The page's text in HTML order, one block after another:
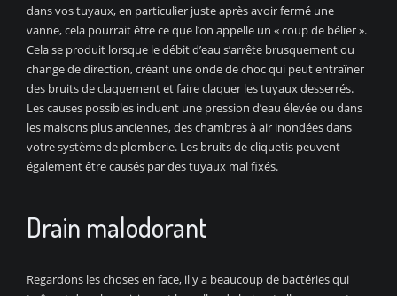
dans vos tuyaux, en particulier juste après avoir fermé une
vanne, cela pourrait être ce que l’on appelle un « coup de bélier ».
Cela se produit lorsque le débit d’eau s’arrête brusquement ou
change de direction, créant une onde de choc qui peut entraîner
des bruits de claquement et faire claquer les tuyaux desserrés.
Les causes possibles incluent une pression d’eau élevée ou dans
les maisons plus anciennes, des chambres à air inondées dans
votre système de plomberie. Les bruits de cliquetis peuvent
également être causés par des tuyaux mal fixés.
Drain malodorant
Regardons les choses en face, il y a beaucoup de bactéries qui